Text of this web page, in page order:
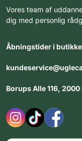
Vores team af
dig med personlig
Åbningstider i
Borups Alle 116,